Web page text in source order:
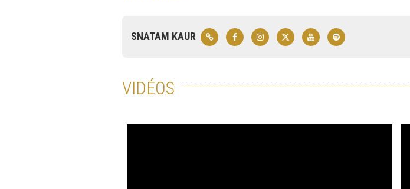
SNATAM KAUR
VIDÉOS